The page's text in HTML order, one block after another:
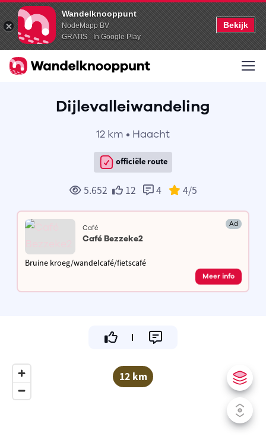
Wandelknooppunt
NodeMapp BV
GRATIS - In Google Play
Bekijk
Dijlevalleiwandeling
12 km • Haacht
officiële route
5.652 12 4 4/5
Café Ad
Café Bezzeke2
Bruine kroeg/wandelcafé/fietscafé
Meer info
12 km